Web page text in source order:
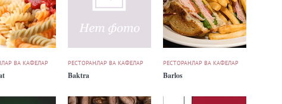
ВА КАФЕЛАР РЕСТОРАНЛАР ВА КАФЕЛАР
Baktra
РЕСТОРАНЛАР ВА КАФЕЛАР
Barlos